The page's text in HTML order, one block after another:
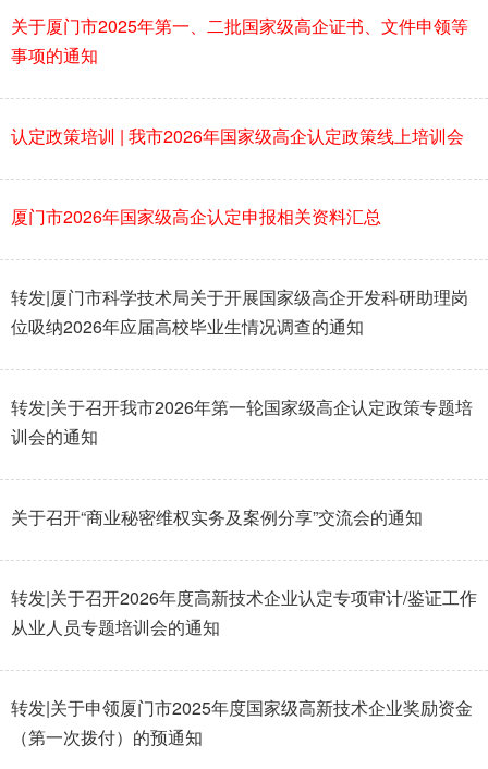
关于厦门市2025年第一、二批国家级高企证书、文件申领等
事项的通知
认定政策培训 | 我市2026年国家级高企认定政策线上培训会
厦门市2026年国家级高企认定申报相关资料汇总
转发|厦门市科学技术局关于开展国家级高企开发科研助理岗
位吸纳2026年应届高校毕业生情况调查的通知
转发|关于召开我市2026年第一轮国家级高企认定政策专题培
训会的通知
关于召开“商业秘密维权实务及案例分享”交流会的通知
转发|关于召开2026年度高新技术企业认定专项审计/鉴证工作
从业人员专题培训会的通知
转发|关于申领厦门市2025年度国家级高新技术企业奖励资金
（第一次拨付）的预通知